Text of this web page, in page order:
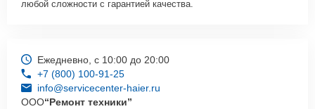
любой сложности с гарантией качества.
Ежедневно, с 10:00 до 20:00
+7 (800) 100-91-25
info@servicecenter-haier.ru
ООО“Ремонт техники”